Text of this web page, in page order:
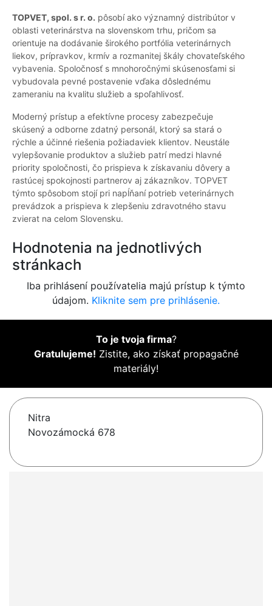
TOPVET, spol. s r. o. pôsobí ako významný distribútor v
oblasti veterinárstva na slovenskom trhu, pričom sa
orientuje na dodávanie širokého portfólia veterinárnych
liekov, prípravkov, krmív a rozmanitej škály chovateľského
vybavenia. Spoločnosť s mnohoročnými skúsenosťami si
vybudovala pevné postavenie vďaka dôslednému
zameraniu na kvalitu služieb a spoľahlivosť.
Moderný prístup a efektívne procesy zabezpečuje
skúsený a odborne zdatný personál, ktorý sa stará o
rýchle a účinné riešenia požiadaviek klientov. Neustále
vylepšovanie produktov a služieb patrí medzi hlavné
priority spoločnosti, čo prispieva k získavaniu dôvery a
rastúcej spokojnosti partnerov aj zákazníkov. TOPVET
týmto spôsobom stojí pri napĺňaní potrieb veterinárnych
prevádzok a prispieva k zlepšeniu zdravotného stavu
zvierat na celom Slovensku.
Hodnotenia na jednotlivých
stránkach
Iba prihlásení používatelia majú prístup k týmto
údajom. Kliknite sem pre prihlásenie.
To je tvoja firma?
Gratulujeme! Zistite, ako získať propagačné
materiály!
Nitra
Novozámocká 678